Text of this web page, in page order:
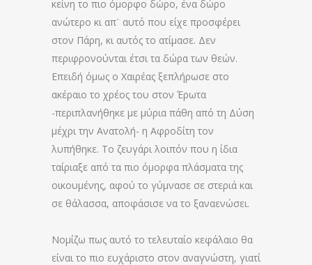
κείνη το πιο όμορφο δώρο, ένα δώρο
ανώτερο κι απ᾽ αυτό που είχε προσφέρει
στον Πάρη, κι αυτός το ατίμασε. Δεν
περιφρονούνται έτσι τα δώρα των θεών.
Επειδή όμως ο Χαιρέας ξεπλήρωσε στο
ακέραιο το χρέος του στον Έρωτα
-περιπλανήθηκε με μύρια πάθη από τη Δύση
μέχρι την Ανατολή- η Αφροδίτη τον
λυπήθηκε. Το ζευγάρι λοιπόν που η ίδια
ταίριαξε από τα πιο όμορφα πλάσματα της
οικουμένης, αφού το γύμνασε σε στεριά και
σε θάλασσα, αποφάσισε να το ξαναενώσει.
Νομίζω πως αυτό το τελευταίο κεφάλαιο θα
είναι το πιο ευχάριστο στον αναγνώστη, γιατί